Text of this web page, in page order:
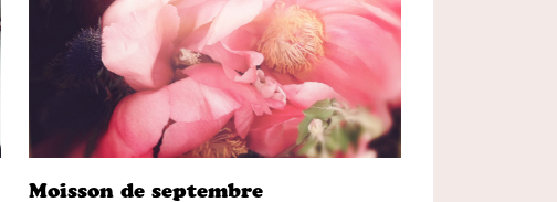
Moisson de septembre